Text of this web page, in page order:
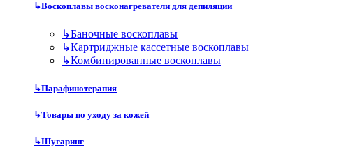
↳Воскоплавы восконагреватели для депиляции
↳Баночные воскоплавы
↳Картриджные кассетные воскоплавы
↳Комбинированные воскоплавы
↳Парафинотерапия
↳Товары по уходу за кожей
↳Шугаринг